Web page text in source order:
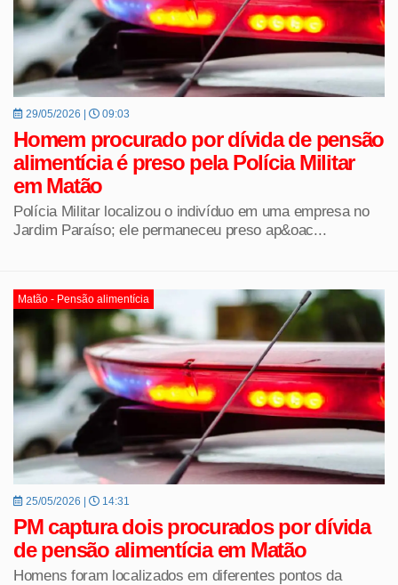
29/05/2026 | 09:03
Homem procurado por dívida de pensão
alimentícia é preso pela Polícia Militar
em Matão
Polícia Militar localizou o indivíduo em uma empresa no
Jardim Paraíso; ele permaneceu preso ap&oac...
Matão - Pensão alimentícia
25/05/2026 | 14:31
PM captura dois procurados por dívida
de pensão alimentícia em Matão
Homens foram localizados em diferentes pontos da